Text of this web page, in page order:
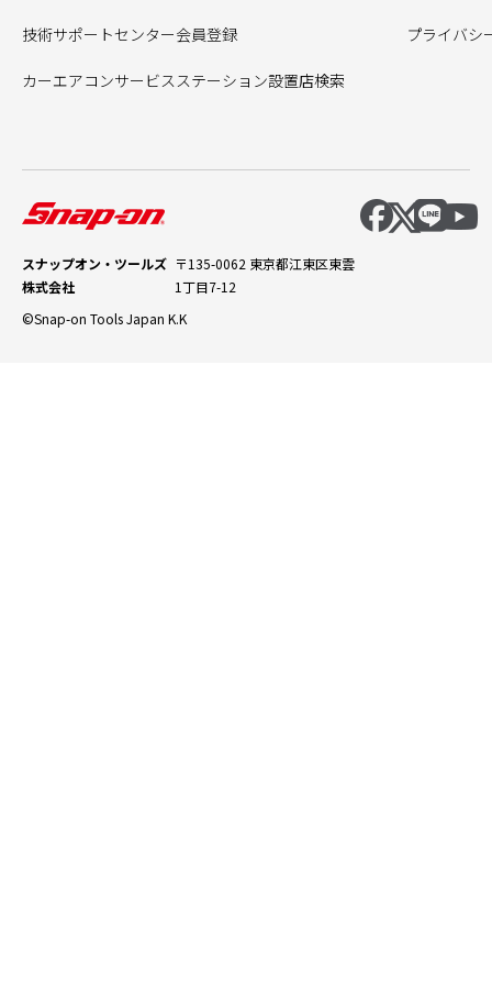
技術サポートセンター会員登録
カーエアコンサービスステーション設置店検索
プライバシ
スナップオン・ツールズ
株式会社
〒135-0062 東京都江東区東雲
1丁目7-12
©Snap-on Tools Japan K.K